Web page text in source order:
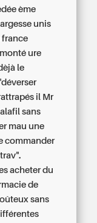
ème
unis
france
ure
le
il Mr
sans
mau une
commander
acheter du
de
sans